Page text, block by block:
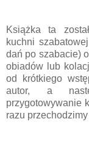
Książka ta
kuchni
dań po szabacie)
obiadów lub
od krótkiego
autor, a
przygotowywanie
razu